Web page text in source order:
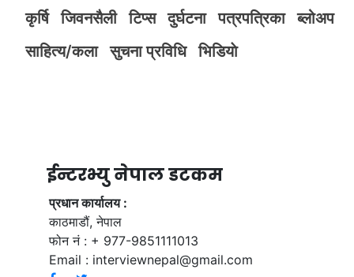
कृर्षि
जिवनसैली टिप्स दुर्घटना पत्रपत्रिका
ब्लोअप
साहित्य/कला
सुचना प्रविधि भिडियाे
ईन्टरभ्यु नेपाल डटकम
प्रधान कार्यालय :
काठमाडौं, नेपाल
फोन नं : + 977-9851111013
Email : interviewnepal@gmail.com